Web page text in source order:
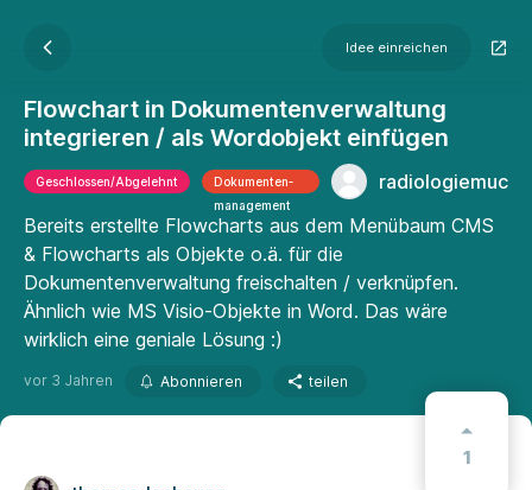
Idee einreichen
Flowchart in Dokumentenverwaltung
integrieren / als Wordobjekt einfügen
Geschlossen/Abgelehnt
Dokumenten­
manage­ment
radiologiemuc
Bereits erstellte Flowcharts aus dem Menübaum CMS
& Flowcharts als Objekte o.ä. für die
Dokumentenverwaltung freischalten / verknüpfen.
Ähnlich wie MS Visio-Objekte in Word. Das wäre
wirklich eine geniale Lösung :)
vor 3 Jahren Abonnieren teilen
1